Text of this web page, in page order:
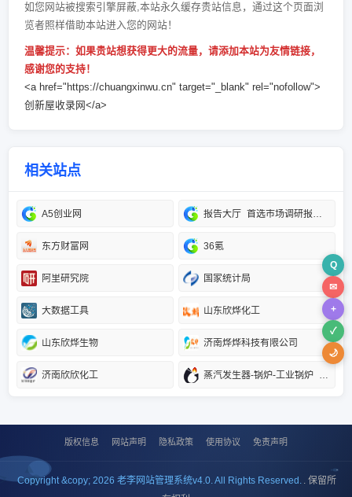
如您网站被搜索引擎屏蔽,本站永久缓存贵站信息，通过这个页面浏
览者照样借助本站进入您的网站！
温馨提示：如果贵站想获得更大的流量，请添加本站为友情链接，
感谢您的支持！
<a href="https://chuangxinwu.cn" target="_blank" rel="nofollow">
创新屋收录网</a>
相关站点
A5创业网
东方财富网 36氪
阿里研究院 国家统计局
大数据工具 山东欣烨化工
山东欣烨生物 济南烨烨科技有限公司
济南欣欣化工
Q
✉
+
✓
🌙
版权信息 网站声明 隐私政策 使用协议 免责声明
Copyright &copy; 2026 老李网站管理系统v4.0. All Rights Reserved. . 保留所